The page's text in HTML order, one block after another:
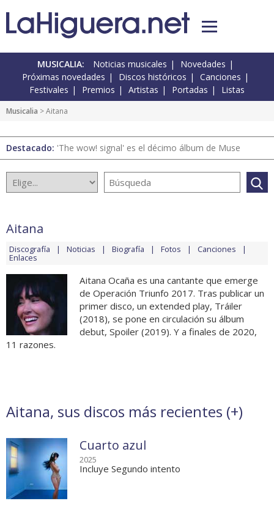
MUSICALIA: Noticias musicales
Novedades
Próximas novedades
Discos históricos
Canciones
Festivales
Premios Artistas Portadas Listas
Musicalia > Aitana
Destacado: 'The wow! signal' es el décimo álbum de Muse
Aitana
Discografía Noticias Biografía Fotos Canciones
Enlaces
Aitana Ocaña es una cantante que emerge
de Operación Triunfo 2017. Tras publicar un
primer disco, un extended play, Tráiler
(2018), se pone en circulación su álbum
debut, Spoiler (2019). Y a finales de 2020,
11 razones.
Aitana, sus discos más recientes (+)
Cuarto azul
2025
Incluye Segundo intento